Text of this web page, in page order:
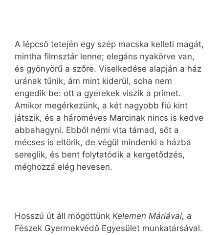
A lépcső tetején egy szép macska kelleti magát,
mintha filmsztár lenne; elegáns nyakörve van,
és gyönyörű a szőre. Viselkedése alapján a ház
urának tűnik, ám mint kiderül, soha nem
engedik be: ott a gyerekek viszik a prímet.
Amikor megérkezünk, a két nagyobb fiú kint
játszik, és a hároméves Marcinak nincs is kedve
abbahagyni. Ebből némi vita támad, sőt a
mécses is eltörik, de végül mindenki a házba
sereglik, és bent folytatódik a kergetődzés,
méghozzá elég hevesen.
Hosszú út áll mögöttünk Kelemen Máriával, a
Fészek Gyermekvédő Egyesület munkatársával.